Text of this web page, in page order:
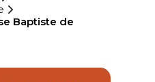
Baptiste de